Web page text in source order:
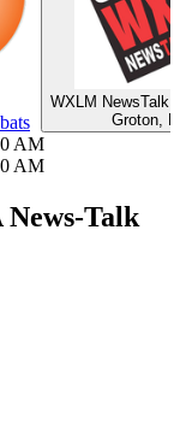
WXLM NewsTalk
Groton,
AM
AM
Talk